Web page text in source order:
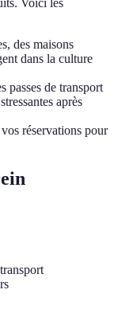
Voici les
des maisons
dans la culture
passes de transport
après
réservations pour